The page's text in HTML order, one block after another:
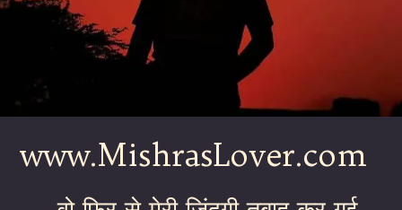
www.MishrasLover.com